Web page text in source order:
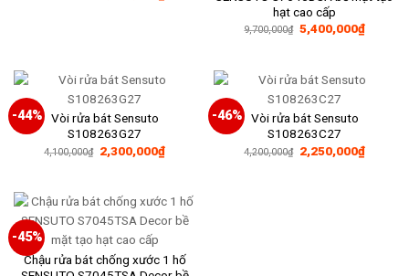
gốc
hiện
hạt cao cấp
9,700,000₫ Giá
gốc
5,400,000₫Giá
hiện
-44%
Vòi rửa bát Sensuto
S108263G27
4,100,000₫ Giá
gốc
2,300,000₫Giá
hiện
2,300,000₫.
-46%
Vòi rửa bát Sensuto
S108263C27
4,200,000₫ Giá
gốc
2,250,000₫Giá
hiện
-45%
Chậu rửa bát chống xước 1 hố